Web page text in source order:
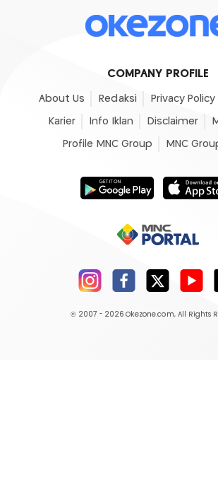
COMPANY PROFILE
About Us Redaksi Privacy Policy
Karier Info Iklan Disclaimer
Profile MNC Group MNC
© 2007 - 2026 Okezone.com, All Rights